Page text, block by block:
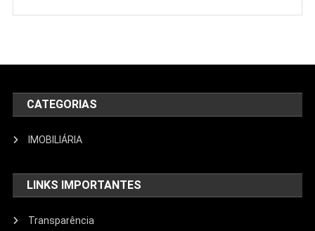
CATEGORIAS
IMOBILIÁRIA
LINKS IMPORTANTES
Transparência